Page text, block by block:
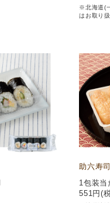
※北海道(
はお取り
助六寿司
1包装当
551円(